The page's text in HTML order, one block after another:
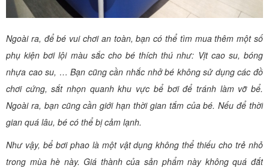
Ngoài ra, để bé vui chơi an toàn, bạn có thể tìm mua thêm một số
phụ kiện bơi lội màu sắc cho bé thích thú như: Vịt cao su, bóng
nhựa cao su, … Bạn cũng cần nhắc nhở bé không sử dụng các đồ
chơi cứng, sắt nhọn quanh khu vực bể bơi để tránh làm vỡ bể.
Ngoài ra, bạn cũng cần giới hạn thời gian tắm của bé. Nếu để thời
gian quá lâu, bé có thể bị cảm lạnh.
Như vậy, bể bơi phao là một vật dụng không thể thiếu cho trẻ nhỏ
trong mùa hè này. Giá thành của sản phẩm này không quá đắt